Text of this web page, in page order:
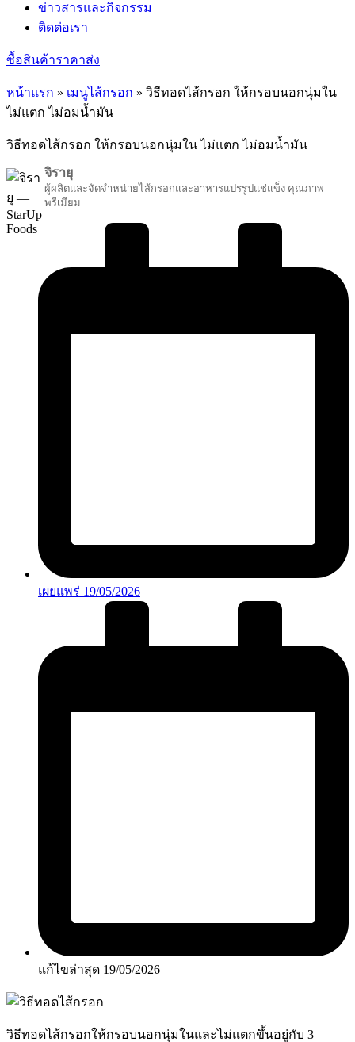
ข่าวสารและกิจกรรม
ติดต่อเรา
ซื้อสินค้าราคาส่ง
หน้าแรก » เมนูไส้กรอก » วิธีทอดไส้กรอก ให้กรอบนอกนุ่มใน
ไม่แตก ไม่อมน้ำมัน
วิธีทอดไส้กรอก ให้กรอบนอกนุ่มใน ไม่แตก ไม่อมน้ำมัน
จิรายุ
ผู้ผลิตและจัดจำหน่ายไส้กรอกและอาหารแปรรูปแช่แข็ง คุณภาพ
พรีเมียม
เผยแพร่ 19/05/2026
แก้ไขล่าสุด 19/05/2026
วิธีทอดไส้กรอกให้กรอบนอกนุ่มในและไม่แตกขึ้นอยู่กับ 3